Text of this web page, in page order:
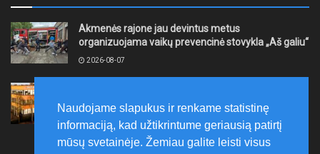
Akmenės rajone jau devintus metus
organizuojama vaikų prevencinė stovykla „Aš galiu“
2026-08-07
smulkiojo ir vidutinio verslo subjektų kūrimąsi
2026-08-07
Naudojame slapukus ir renkame statistinę
informaciją, kad užtikrintume geriausią patirtį
mūsų svetainėje. Žemiau galite leisti visus